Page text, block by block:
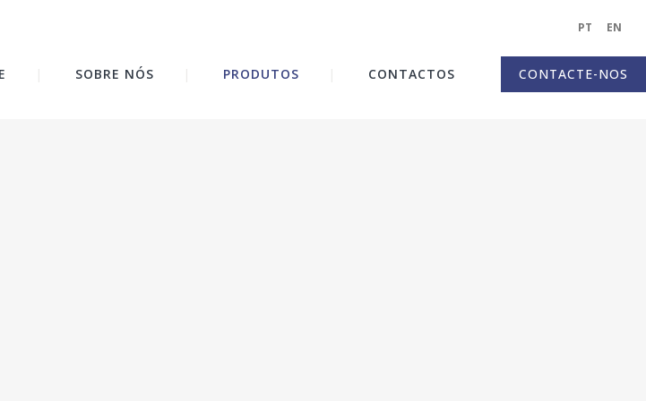
PT EN
CONTACTE-NOS
SOBRE NÓS PRODUTOS CONTACTOS